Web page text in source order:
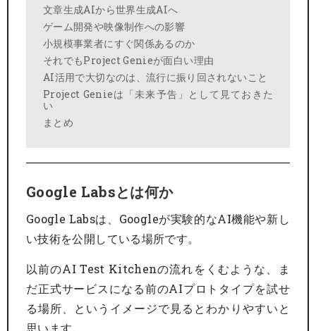
文章生成AIから世界生成AIへ
ゲーム開発や映像制作への影響
小規模事業者にすぐ関係あるのか
それでもProject Genieが面白い理由
AI活用で大切なのは、流行に振り回されないこと
Project Genieは「未来予告」として見ておきた
い
まとめ
Google Labsとは何か
Google Labsは、Googleが実験的なAI機能や新し
い技術を公開している場所です。
以前のAI Test Kitchenの流れをくむような、ま
だ正式サービスになる前のAIプロトタイプを試せ
る場所、というイメージで見るとわかりやすいと
思います。